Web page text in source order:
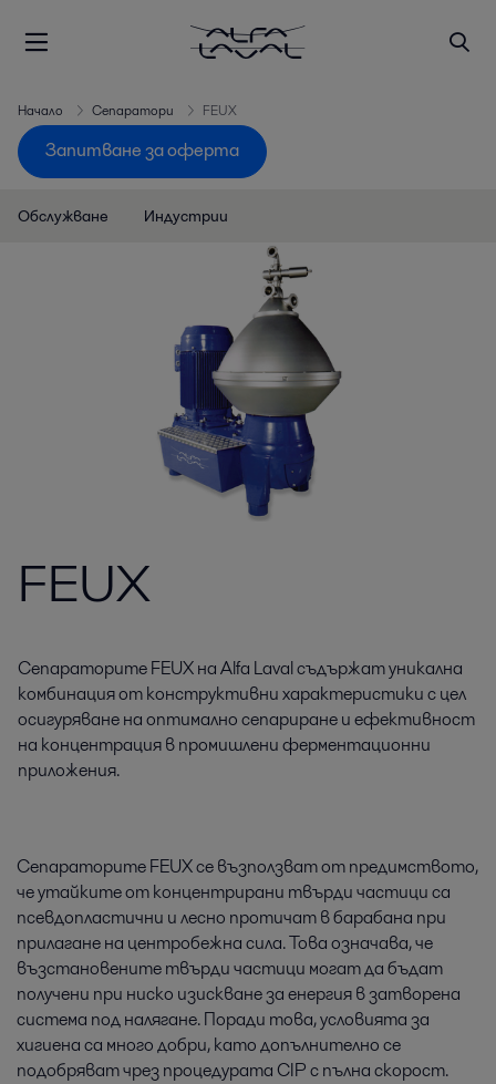
Начало Сепаратори FEUX
Запитване за оферта
Обслужване Индустрии
FEUX
Сепараторите FEUX на Alfa Laval съдържат уникална
комбинация от конструктивни характеристики с цел
осигуряване на оптимално сепариране и ефективност
на концентрация в промишлени ферментационни
приложения.
Сепараторите FEUX се възползват от предимството,
че утайките от концентрирани твърди частици са
псевдопластични и лесно протичат в барабана при
прилагане на центробежна сила. Това означава, че
възстановените твърди частици могат да бъдат
получени при ниско изискване за енергия в затворена
система под налягане. Поради това, условията за
хигиена са много добри, като допълнително се
подобряват чрез процедурата CIP с пълна скорост.